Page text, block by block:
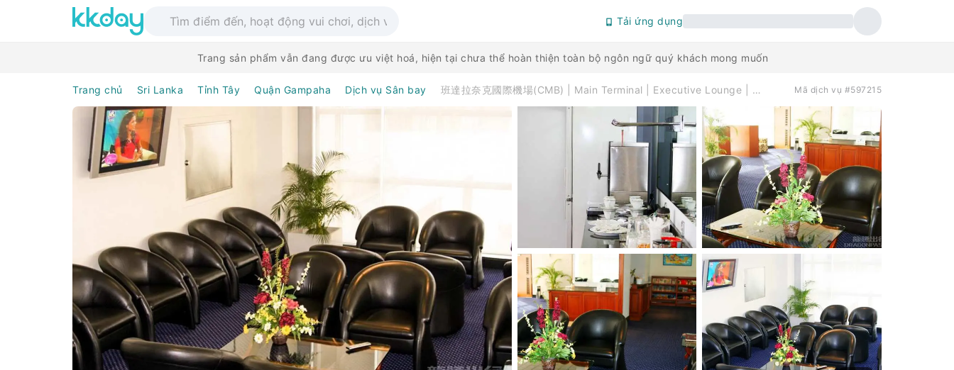
Tải ứng dụng
Trang sản phẩm vẫn đang được ưu việt hoá, hiện tại chưa thể hoàn thiện toàn bộ ngôn ngữ quý khách mong muốn
Trang chủ Sri Lanka Tỉnh Tây Quận Gampaha Dịch vụ Sân bay 班達拉奈克國際機場(CMB) | Main Terminal | Executive Lounge | 貴賓室服務 Mã dịch vụ #597215